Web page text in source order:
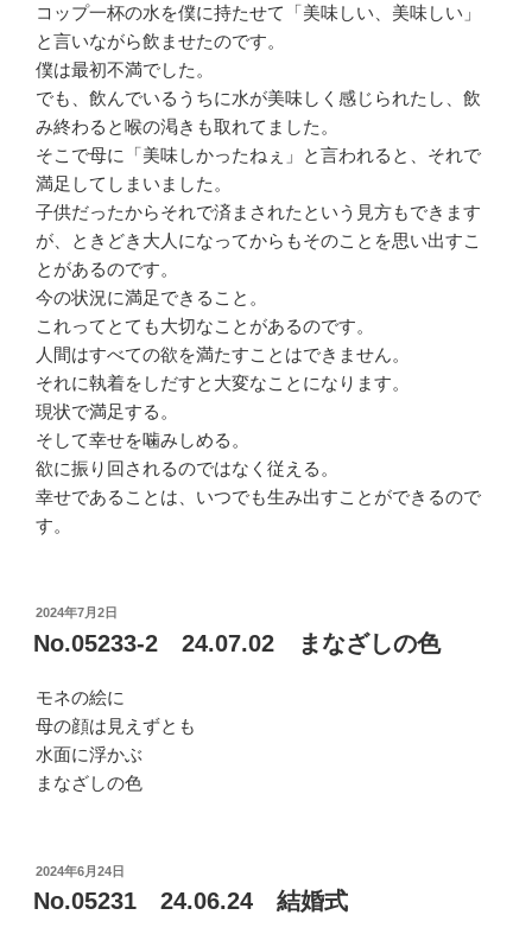
コップ一杯の水を僕に持たせて「美味しい、美味しい」
と言いながら飲ませたのです。
僕は最初不満でした。
でも、飲んでいるうちに水が美味しく感じられたし、飲
み終わると喉の渇きも取れてました。
そこで母に「美味しかったねぇ」と言われると、それで
満足してしまいました。
子供だったからそれで済まされたという見方もできます
が、ときどき大人になってからもそのことを思い出すこ
とがあるのです。
今の状況に満足できること。
これってとても大切なことがあるのです。
人間はすべての欲を満たすことはできません。
それに執着をしだすと大変なことになります。
現状で満足する。
そして幸せを噛みしめる。
欲に振り回されるのではなく従える。
幸せであることは、いつでも生み出すことができるので
す。
投
稿
日:
2024年7月2日
No.05233-2 24.07.02 まなざしの色
モネの絵に
母の顔は見えずとも
水面に浮かぶ
まなざしの色
投
稿
日:
2024年6月24日
No.05231 24.06.24 結婚式